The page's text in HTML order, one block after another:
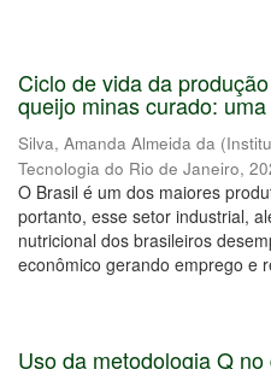
Ciclo de vida da
queijo minas curado:
Silva, Amanda Almeida da (
Tecnologia do Rio de Janeiro,
O Brasil é um dos maiores
portanto, esse setor industrial,
nutricional dos brasileiros
econômico gerando emprego e
Uso da metodologia Q